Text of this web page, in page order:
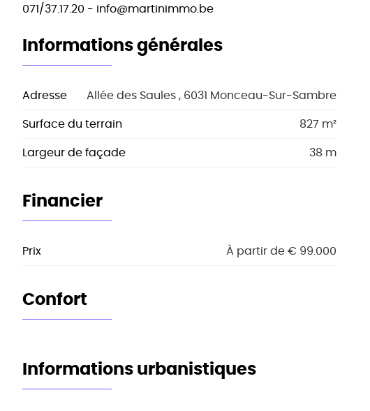
071/37.17.20 - info@martinimmo.be
Informations générales
Adresse Allée des Saules , 6031 Monceau-Sur-Sambre
Surface du terrain 827 m²
Largeur de façade 38 m
Financier
Prix À partir de € 99.000
Confort
Informations urbanistiques